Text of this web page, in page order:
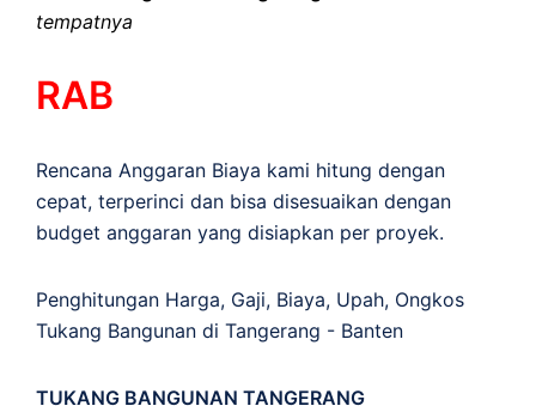
tempatnya
RAB
Rencana Anggaran Biaya kami hitung dengan
cepat, terperinci dan bisa disesuaikan dengan
budget anggaran yang disiapkan per proyek.
Penghitungan Harga, Gaji, Biaya, Upah, Ongkos
Tukang Bangunan di Tangerang - Banten
TUKANG BANGUNAN TANGERANG